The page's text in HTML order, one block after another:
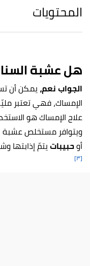
المحتويات
هل عشبة
الجواب نعم،يمكن أن
الإمساك، فهي تعتبر
علاج الإمساك هو
ويتوافر مستخلص
أوحبيباتيتمّ إذابتها
[٣]